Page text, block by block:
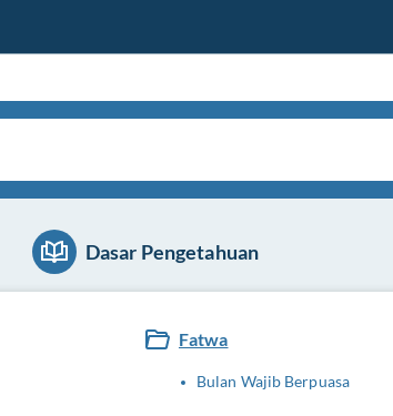
Dasar Pengetahuan
Fatwa
Bulan Wajib Berpuasa